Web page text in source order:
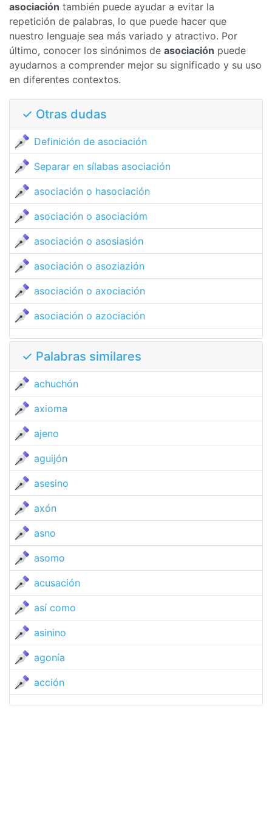
asociación también puede ayudar a evitar la
repetición de palabras, lo que puede hacer que
nuestro lenguaje sea más variado y atractivo. Por
último, conocer los sinónimos de asociación puede
ayudarnos a comprender mejor su significado y su uso
en diferentes contextos.
✓ Otras dudas
Definición de asociación
Separar en sílabas asociación
asociación o hasociación
asociación o asociacióm
asociación o asosiasión
asociación o asoziazión
asociación o axociación
asociación o azociación
✓ Palabras similares
achuchón
axioma
ajeno
aguijón
asesino
axón
asno
asomo
acusación
así como
asinino
agonía
acción